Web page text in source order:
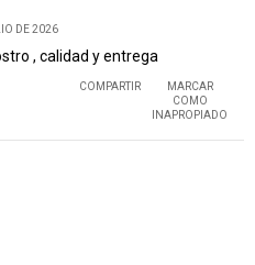
DE 2026
, calidad y entrega
COMPARTIR
MARCAR
COMO
INAPROPIADO